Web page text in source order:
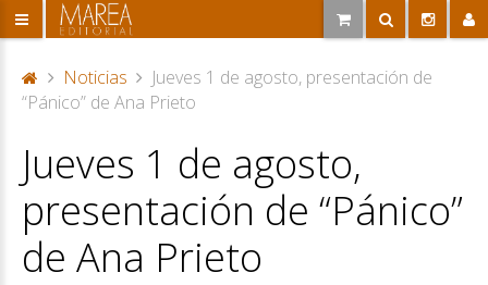
P
ta
d
a
Noticias
Jueves 1 de agosto, presentación de
“Pánico” de Ana Prieto
Jueves 1 de agosto,
presentación de “Pánico”
de Ana Prieto